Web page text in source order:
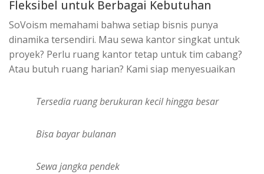
Fleksibel untuk Berbagai Kebutuhan
SoVoism memahami bahwa setiap bisnis punya
dinamika tersendiri. Mau sewa kantor singkat untuk
proyek? Perlu ruang kantor tetap untuk tim cabang?
Atau butuh ruang harian? Kami siap menyesuaikan
Tersedia ruang berukuran kecil hingga besar
Bisa bayar bulanan
Sewa jangka pendek